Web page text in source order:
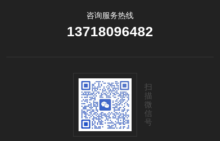
咨询服务热线
13718096482
扫
描
微
信
号